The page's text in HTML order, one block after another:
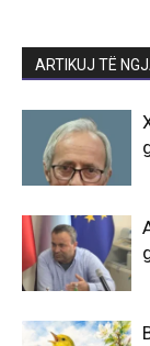
ARTIKUJ TË